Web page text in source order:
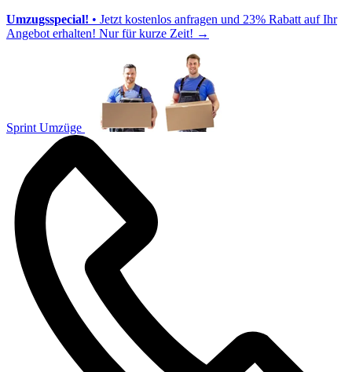
Umzugsspecial! • Jetzt kostenlos anfragen und 23% Rabatt auf Ihr
Angebot erhalten! Nur für kurze Zeit! →
Sprint Umzüge